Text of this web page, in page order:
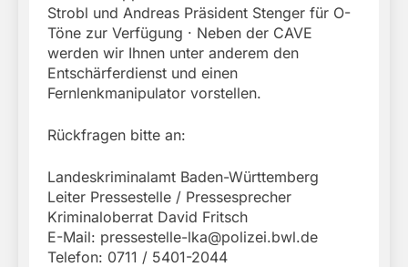
Strobl und Andreas Präsident Stenger für O-
Töne zur Verfügung · Neben der CAVE
werden wir Ihnen unter anderem den
Entschärferdienst und einen
Fernlenkmanipulator vorstellen.
Rückfragen bitte an:
Landeskriminalamt Baden-Württemberg
Leiter Pressestelle / Pressesprecher
Kriminaloberrat David Fritsch
E-Mail: pressestelle-lka@polizei.bwl.de
Telefon: 0711 / 5401-2044